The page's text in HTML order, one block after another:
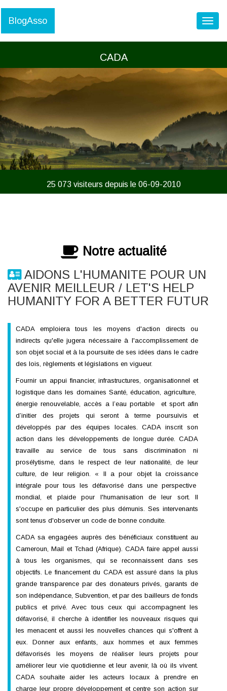
BlogAsso
CADA
25 073 visiteurs depuis le 06-09-2010
Notre actualité
AIDONS L'HUMANITE POUR UN
AVENIR MEILLEUR / LET'S HELP
HUMANITY FOR A BETTER FUTUR
CADA emploiera tous les moyens d'action directs ou
indirects qu'elle jugera nécessaire à l'accomplissement de
son objet social et à la poursuite de ses idées dans le cadre
des lois, règlements et législations en vigueur.
Fournir un appui financier, infrastructures, organisationnel et
logistique dans les domaines Santé, éducation, agriculture,
énergie renouvelable, accès a l’eau portable et sport afin
d’initier des projets qui seront à terme poursuivis et
développés par des équipes locales. CADA inscrit son
action dans les développements de longue durée. CADA
travaille au service de tous sans discrimination ni
prosélytisme, dans le respect de leur nationalité, de leur
culture, de leur religion. « Il a pour objet la croissance
intégrale pour tous les défavorisé dans une perspective
mondial, et plaide pour l'humanisation de leur sort. Il
s'occupe en particulier des plus démunis. Ses intervenants
sont tenus d'observer un code de bonne conduite.
CADA sa engagées auprès des bénéficiaux constituent au
Cameroun, Mail et Tchad (Afrique). CADA faire appel aussi
à tous les organismes, qui se reconnaissent dans ses
objectifs. Le financement du CADA est assuré dans la plus
grande transparence par des donateurs privés, garants de
son indépendance, Subvention, et par des bailleurs de fonds
publics et privé. Avec tous ceux qui accompagnent les
défavorisé, il cherche à identifier les nouveaux risques qui
les menacent et aussi les nouvelles chances qui s'offrent à
eux. Donner aux enfants, aux hommes et aux femmes
défavorisés les moyens de réaliser leurs projets pour
améliorer leur vie quotidienne et leur avenir, là où ils vivent.
CADA souhaite aider les acteurs locaux à prendre en
charge leur propre développement et centre son action sur